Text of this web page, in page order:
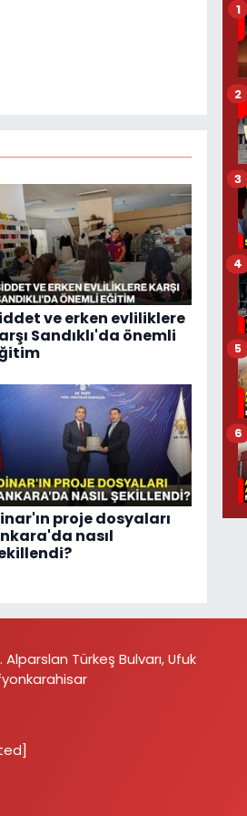
ve erken evliliklere
Sandıklı'da önemli
proje dosyaları
nasıl
1
2
3
4
5
6
Türkeş Bulvarı, Ufuk